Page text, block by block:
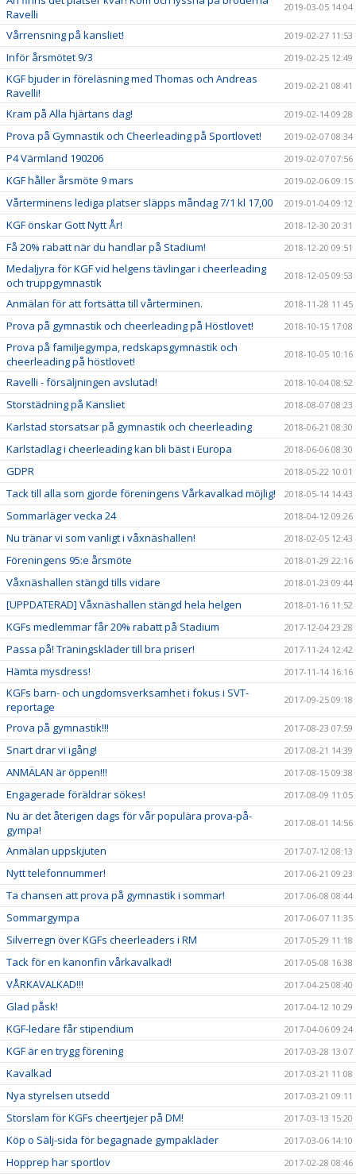
Ravelli
2019-03-05 14:04
Vårrensning på kansliet! 2019-02-27 11:53
Inför årsmötet 9/3 2019-02-25 12:49
KGF bjuder in föreläsning med Thomas och Andreas
Ravelli!
2019-02-21 08:41
Kram på Alla hjärtans dag! 2019-02-14 09:28
Prova på Gymnastik och Cheerleading på Sportlovet! 2019-02-07 08:34
P4 Värmland 190206 2019-02-07 07:56
KGF håller årsmöte 9 mars 2019-02-06 09:15
Vårterminens lediga platser släpps måndag 7/1 kl 17,00 2019-01-04 09:12
KGF önskar Gott Nytt År! 2018-12-30 20:31
Få 20% rabatt när du handlar på Stadium! 2018-12-20 09:51
Medaljyra för KGF vid helgens tävlingar i cheerleading
och truppgymnastik
2018-12-05 09:53
Anmälan för att fortsätta till vårterminen. 2018-11-28 11:45
Prova på gymnastik och cheerleading på Höstlovet! 2018-10-15 17:08
Prova på familjegympa, redskapsgymnastik och
cheerleading på höstlovet!
2018-10-05 10:16
Ravelli - försäljningen avslutad! 2018-10-04 08:52
Storstädning på Kansliet 2018-08-07 08:23
Karlstad storsatsar på gymnastik och cheerleading 2018-06-21 08:30
Karlstadlag i cheerleading kan bli bäst i Europa 2018-06-06 08:30
GDPR 2018-05-22 10:01
Tack till alla som gjorde föreningens Vårkavalkad möjlig! 2018-05-14 14:43
Sommarläger vecka 24 2018-04-12 09:26
Nu tränar vi som vanligt i våxnäshallen! 2018-02-05 12:43
Föreningens 95:e årsmöte 2018-01-29 22:16
Våxnäshallen stängd tills vidare 2018-01-23 09:44
[UPPDATERAD] Våxnäshallen stängd hela helgen 2018-01-16 11:52
KGFs medlemmar får 20% rabatt på Stadium 2017-12-04 23:28
Passa på! Träningskläder till bra priser! 2017-11-24 12:42
Hämta mysdress! 2017-11-14 16:16
KGFs barn- och ungdomsverksamhet i fokus i SVT-
reportage
2017-09-25 09:18
Prova på gymnastik!!! 2017-08-23 07:59
Snart drar vi igång! 2017-08-21 14:39
ANMÄLAN är öppen!!! 2017-08-15 09:38
Engagerade föräldrar sökes! 2017-08-09 11:05
Nu är det återigen dags för vår populära prova-på-
gympa!
2017-08-01 14:56
Anmälan uppskjuten 2017-07-12 08:13
Nytt telefonnummer! 2017-06-21 09:23
Ta chansen att prova på gymnastik i sommar! 2017-06-08 08:44
Sommargympa 2017-06-07 11:35
Silverregn över KGFs cheerleaders i RM 2017-05-29 11:18
Tack för en kanonfin vårkavalkad! 2017-05-08 16:38
VÅRKAVALKAD!!! 2017-04-25 08:40
Glad påsk! 2017-04-12 10:29
KGF-ledare får stipendium 2017-04-06 09:24
KGF är en trygg förening 2017-03-28 13:07
Kavalkad 2017-03-21 11:08
Nya styrelsen utsedd 2017-03-21 09:11
Storslam för KGFs cheertjejer på DM! 2017-03-13 15:20
Köp o Sälj-sida för begagnade gympakläder 2017-03-06 14:10
Hopprep har sportlov 2017-02-28 08:46